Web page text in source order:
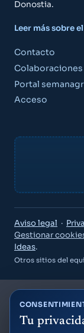
Donostia.
Leer más sobre
Contacto
Colaboraciones
Portal
Acceso
Aviso legal ·
Gestionar
Ideas.
Otros sitios del
Tu